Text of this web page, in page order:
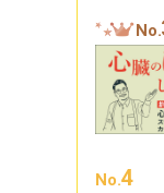
No.
No.4